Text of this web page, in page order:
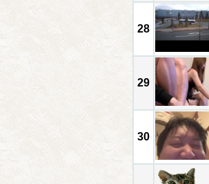
28
29
30